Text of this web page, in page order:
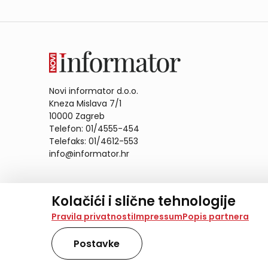
Kolačići i slične tehnologije
Na našoj web stranici koristimo kolačiće i slične
analiziramo promet na stranici te prikazujemo
također koriste ove tehnologije.
Odabirom opcije „Samo nužno“ prihvaćate samo
obradu svih kolačića potrebnih za analitiku i
Pravila privatnostiImpressumPopis partnera
Postavke
Novi informator d.o.o.
Kneza Mislava 7/1
10000 Zagreb
Telefon: 01/4555-454
Telefaks: 01/4612-553
info@informator.hr